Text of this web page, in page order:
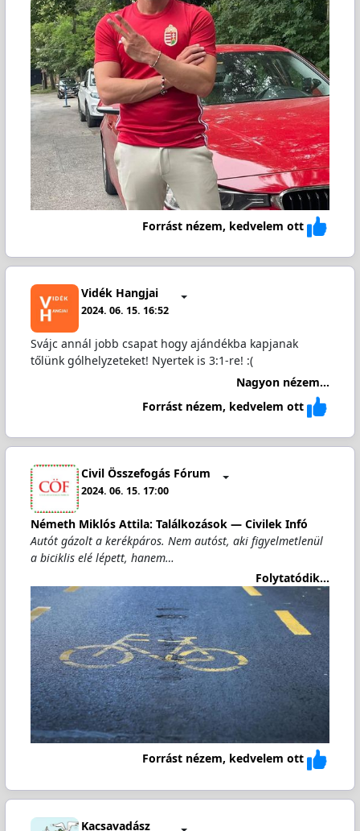
Forrást nézem, kedvelem ott
Vidék Hangjai
2024. 06. 15. 16:52
Svájc annál jobb csapat hogy ajándékba kapjanak
tőlünk gólhelyzeteket! Nyertek is 3:1-re! :(
Nagyon nézem...
Forrást nézem, kedvelem ott
Civil Összefogás Fórum
2024. 06. 15. 17:00
Németh Miklós Attila: Találkozások — Civilek Infó
Autót gázolt a kerékpáros. Nem autóst, aki figyelmetlenül
a biciklis elé lépett, hanem…
Folytatódik...
Forrást nézem, kedvelem ott
Kacsavadász